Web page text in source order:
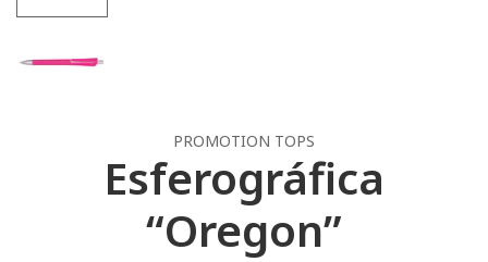
PROMOTION TOPS
Esferográfica
“Oregon”